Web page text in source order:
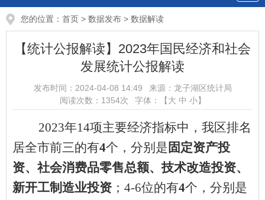
您的位置： 首页 > 数据发布 > 数据解读
【统计公报解读】2023年国民经济和社会
发展统计公报解读
发布时间： 2024-04-08 14:49 来源： 龙子湖区统计局
阅读次数： 1354次 字体：【大 中 小】
2023年14项主要经济指标中，我区排名
居全市前三的有4个，分别是 固定资产投
资、社会消费品零售总额、技术改造投资、
新开工制造业投资 ；4-6位的有4个，分别是